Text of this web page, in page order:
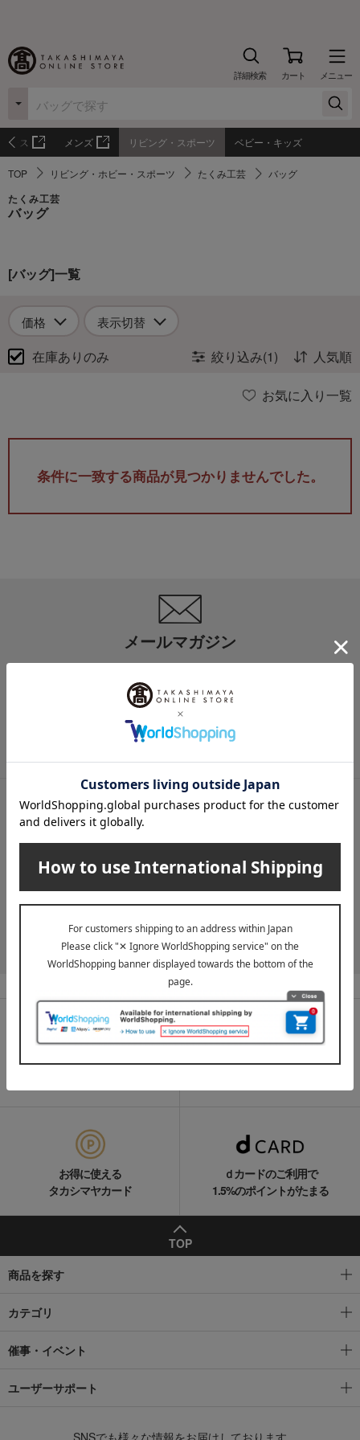
詳細検索 カート メニュー
ース メンズ リビング・スポーツ ベビー・キッズ
TOP リビング・ホビー・スポーツ たくみ工芸 バッグ
たくみ工芸
バッグ
[バッグ]一覧
価格 表示切替
在庫ありのみ 絞り込み(1) 人気順
お気に入り一覧
条件に一致する商品が見つかりませんでした。
メールマガジン
ど、「高島屋オンラインストア」のお得＆うれしい情報をお届けい
高島屋オンラインストアLINE公式アカウントでは百貨店ならではの
LINEの友達追加をする
高島屋ならではの
充実の
お得に使える
タカシマヤカード
ｄカードのご利用で
1.5%のポイントがたまる
TOP
商品を探す
カテゴリ
催事・イベント
ユーザーサポート